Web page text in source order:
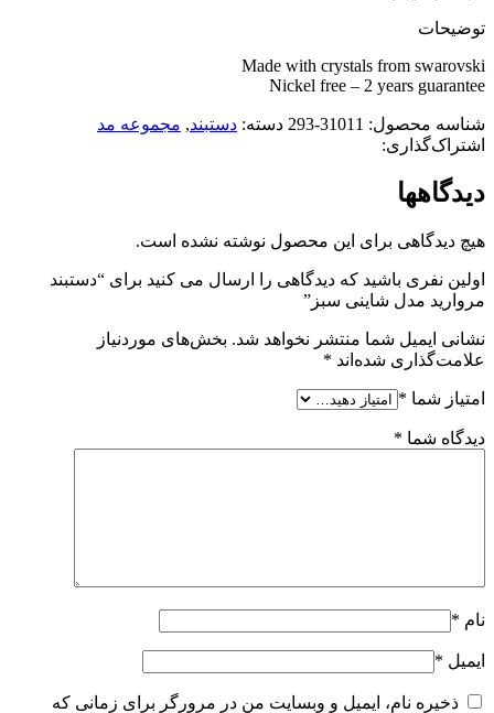
توضیحات
Made with crystals from swarovski
Nickel free – 2 years guarantee
شناسه محصول: 31011-293 دسته: دستبند, مجموعه مد
اشتراک‌گذاری:
دیدگاهها
هیچ دیدگاهی برای این محصول نوشته نشده است.
اولین نفری باشید که دیدگاهی را ارسال می کنید برای “دستبند
مروارید مدل شاینی سبز”
نشانی ایمیل شما منتشر نخواهد شد. بخش‌های موردنیاز
علامت‌گذاری شده‌اند *
امتیاز شما *
دیدگاه شما *
نام *
ایمیل *
ذخیره نام، ایمیل و وبسایت من در مرورگر برای زمانی که